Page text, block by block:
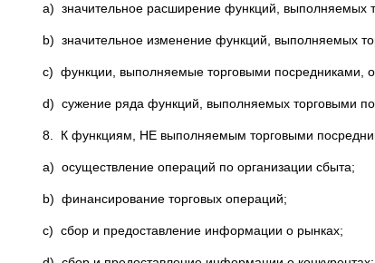
a) значительное расширение функций, выполняемых
b) значительное изменение функций, выполняемых
c) функции, выполняемые торговыми посредниками,
d) сужение ряда функций, выполняемых торговыми
8. К функциям, НЕ выполняемым торговыми
a) осуществление операций по организации сбыта;
b) финансирование торговых операций;
c) сбор и предоставление информации о рынках;